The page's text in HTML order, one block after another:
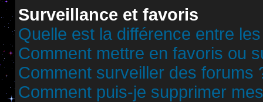
Surveillance et favoris
Quelle est la différence entre
Comment mettre en favoris ou
Comment surveiller des forums
Comment puis-je supprimer